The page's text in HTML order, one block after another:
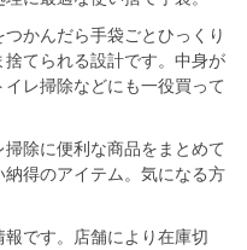
かんだら手袋ごとひっくり
てられる設計です。中身が
レ掃除などにも一役買って
除に便利な商品をまとめて
得のアイテム。気になる方
です。店舗により在庫切